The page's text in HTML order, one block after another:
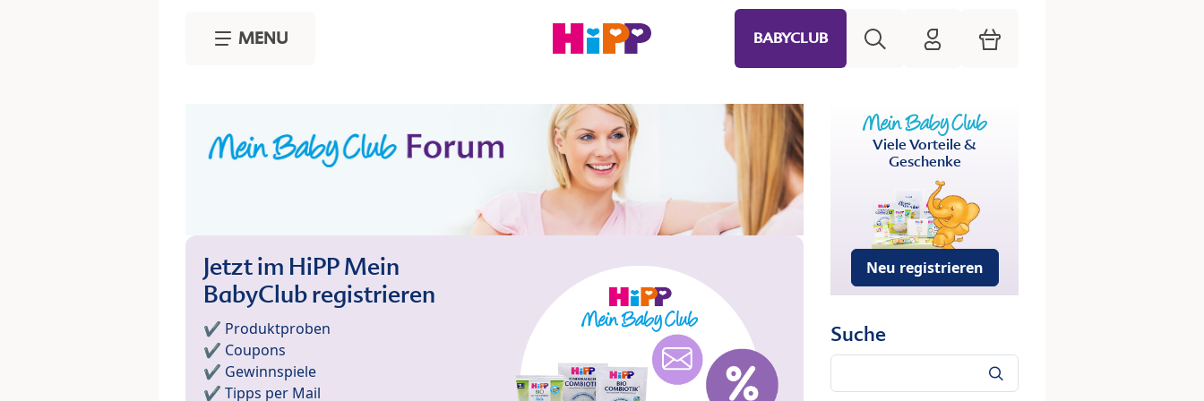
MENU BABYCLUB HiPP Mein Babyclub
Warenkorb
Jetzt im HiPP Mein
BabyClub registrieren
✔️ Produktproben
✔️ Coupons
✔️ Gewinnspiele
✔️ Tipps per Mail
Viele Vorteile &
Geschenke
Neu registrieren
Suche